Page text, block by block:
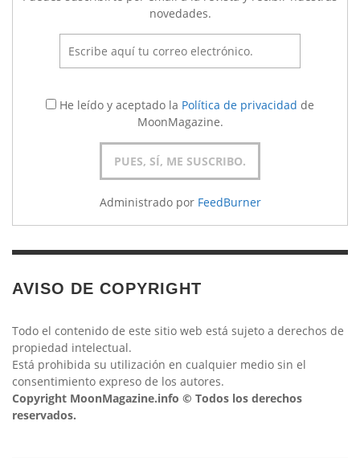
novedades.
He leído y aceptado la Política de privacidad de
MoonMagazine.
Administrado por FeedBurner
AVISO DE COPYRIGHT
Todo el contenido de este sitio web está sujeto a derechos de
propiedad intelectual.
Está prohibida su utilización en cualquier medio sin el
consentimiento expreso de los autores.
Copyright MoonMagazine.info © Todos los derechos
reservados.